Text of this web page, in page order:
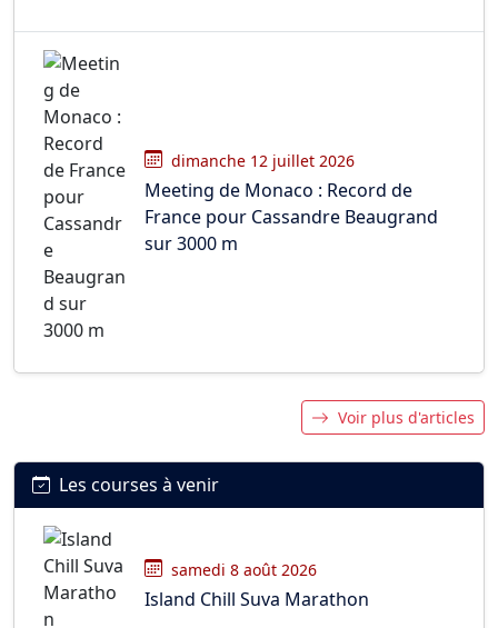
dimanche 12 juillet 2026
Meeting de Monaco : Record de
France pour Cassandre Beaugrand
sur 3000 m
Voir plus d'articles
Les courses à venir
samedi 8 août 2026
Island Chill Suva Marathon